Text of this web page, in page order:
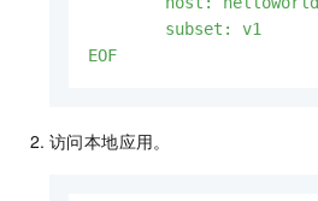
        subset: v1
EOF
访问本地应用。